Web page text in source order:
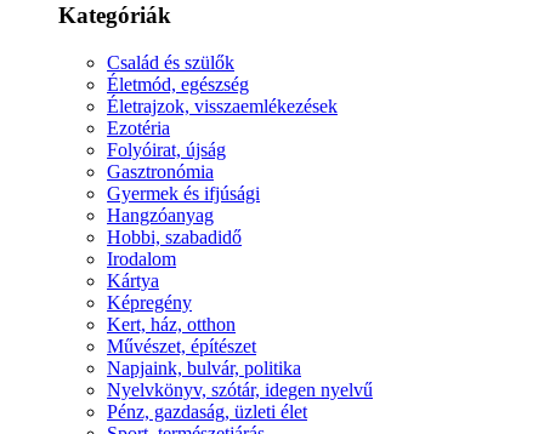
Kategóriák
Család és szülők
Életmód, egészség
Életrajzok, visszaemlékezések
Ezotéria
Folyóirat, újság
Gasztronómia
Gyermek és ifjúsági
Hangzóanyag
Hobbi, szabadidő
Irodalom
Kártya
Képregény
Kert, ház, otthon
Művészet, építészet
Napjaink, bulvár, politika
Nyelvkönyv, szótár, idegen nyelvű
Pénz, gazdaság, üzleti élet